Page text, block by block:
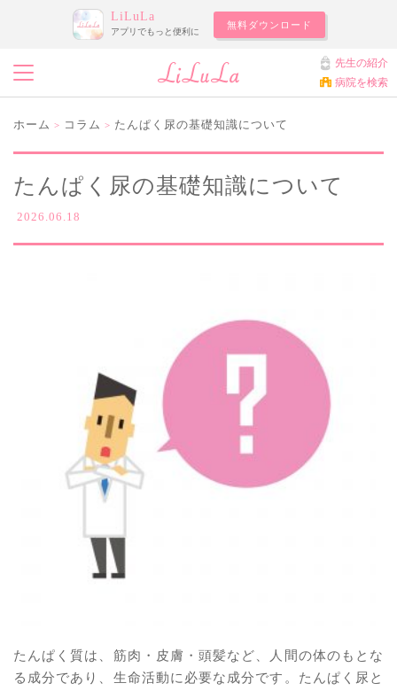
LiLuLa
アプリでもっと便利に
無料ダウンロード
先生の紹介
病院を検索
ホーム > コラム > たんぱく尿の基礎知識について
たんぱく尿の基礎知識について
2026.06.18
たんぱく質は、筋肉・皮膚・頭髪など、人間の体のもとな
る成分であり、生命活動に必要な成分です。たんぱく尿と